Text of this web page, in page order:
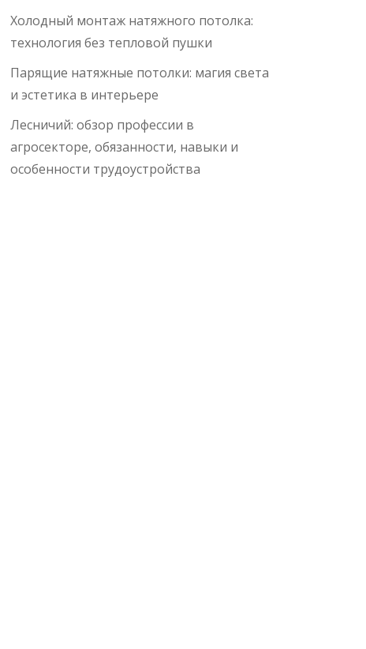
Холодный монтаж натяжного потолка:
технология без тепловой пушки
Парящие натяжные потолки: магия света
и эстетика в интерьере
Лесничий: обзор профессии в
агросекторе, обязанности, навыки и
особенности трудоустройства